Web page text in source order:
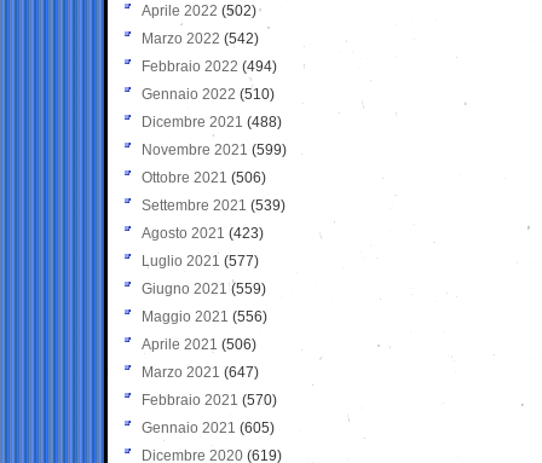
Aprile 2022 (502)
Marzo 2022 (542)
Febbraio 2022 (494)
Gennaio 2022 (510)
Dicembre 2021 (488)
Novembre 2021 (599)
Ottobre 2021 (506)
Settembre 2021 (539)
Agosto 2021 (423)
Luglio 2021 (577)
Giugno 2021(559)
Maggio 2021 (556)
Aprile 2021 (506)
Marzo 2021 (647)
Febbraio 2021 (570)
Gennaio 2021 (605)
Dicembre 2020 (619)